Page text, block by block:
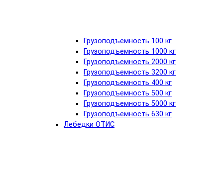
Грузоподъемность 100 кг
Грузоподъемность 1000 кг
Грузоподъемность 2000 кг
Грузоподъемность 3200 кг
Грузоподъемность 400 кг
Грузоподъемность 500 кг
Грузоподъемность 5000 кг
Грузоподъемность 630 кг
Лебедки ОТИС